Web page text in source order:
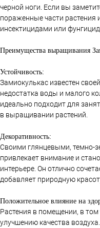
черной ноги. Если вы
пораженные части растения
инсектицидами или
Преимущества выращивания
Устойчивость:
Замиокулькас известен
недостатка воды и малого
идеально подходит для
в выращивании растений.
Декоративность:
Своими глянцевыми, темно-
привлекает внимание и
интерьере. Он отлично
добавляет природную
Положительное влияние на
Растения в помещении, в
улучшению качества